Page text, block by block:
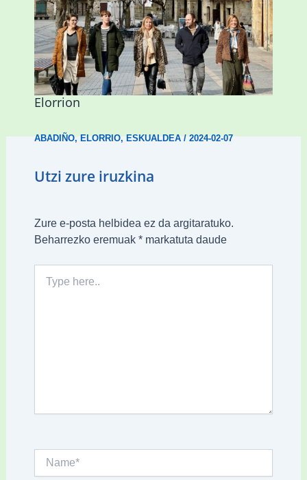
Mankomunitateko gizarte-langileak
presentzia indartu du Abadiñon eta
Elorrion
ABADIÑO,ELORRIO,ESKUALDEA/2024-02-07
Utzi zure iruzkina
Zure e-posta helbidea ez da argitaratuko.
Beharrezko eremuak *markatuta daude
here..